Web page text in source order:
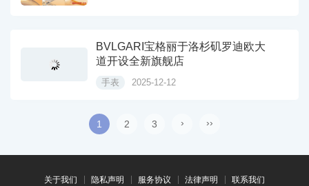
BVLGARI宝格丽于洛杉矶罗迪欧大
道开设全新旗舰店
手表 2025-12-12
1 2 3 › ››
关于我们 隐私声明 服务协议 法律声明 联系我们